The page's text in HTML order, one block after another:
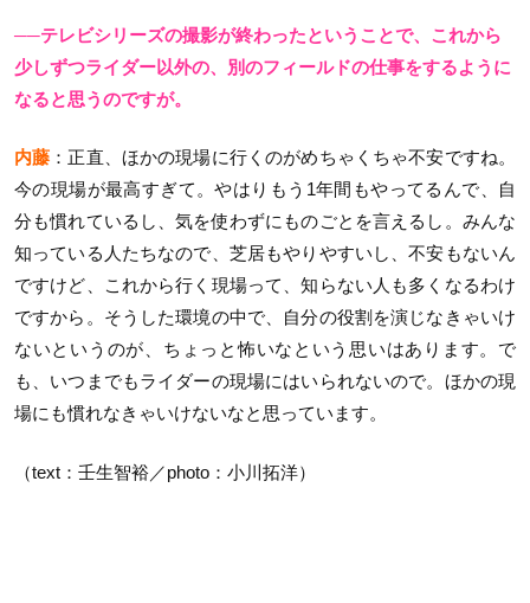
──テレビシリーズの撮影が終わったということで、これから
少しずつライダー以外の、別のフィールドの仕事をするように
なると思うのですが。
内藤 ：正直、ほかの現場に行くのがめちゃくちゃ不安ですね。
今の現場が最高すぎて。やはりもう1年間もやってるんで、自
分も慣れているし、気を使わずにものごとを言えるし。みんな
知っている人たちなので、芝居もやりやすいし、不安もないん
ですけど、これから行く現場って、知らない人も多くなるわけ
ですから。そうした環境の中で、自分の役割を演じなきゃいけ
ないというのが、ちょっと怖いなという思いはあります。で
も、いつまでもライダーの現場にはいられないので。ほかの現
場にも慣れなきゃいけないなと思っています。
（text：壬生智裕／photo：小川拓洋）